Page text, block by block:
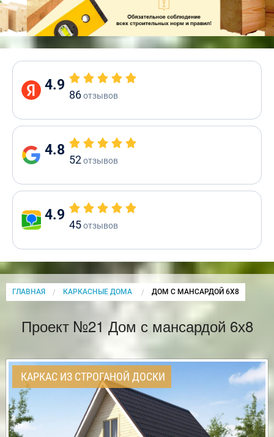
4.9
86отзывов
4.8
52отзывов
4.9
45отзывов
ГЛАВНАЯ КАРКАСНЫЕ ДОМА CURRENT:
ДОМ С МАНСАРДОЙ 6Х8
Проект №21 Дом с мансардой 6х8
КАРКАС ИЗ СТРОГАНОЙ ДОСКИ